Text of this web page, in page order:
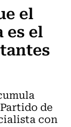
el
es el
de
con